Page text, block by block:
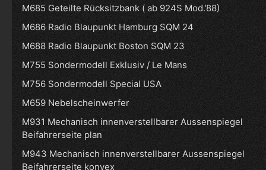
M685 Geteilte Rücksitzbank ( ab 924S Mod.’88)
M686 Radio Blaupunkt Hamburg SQM 24
M688 Radio Blaupunkt Boston SQM 23
M755 Sondermodell Exklusiv / Le Mans
M756 Sondermodell Special USA
M659 Nebelscheinwerfer
M931 Mechanisch innenverstellbarer Aussenspiegel
Beifahrerseite plan
M943 Mechanisch innenverstellbarer Aussenspiegel
Beifahrerseite konvex